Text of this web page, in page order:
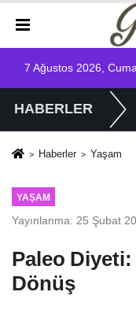
7 Ağustos 2026,
HABERLER
Haberler Yaşam
YAŞAM
Yayınlanma: 25 Şubat
Paleo
Dönüş